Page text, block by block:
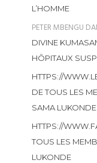
L’HOMME
PETER MBENGU
DIVINE
HÔPITAUX
HTTPS://
DE TOUS LES
SAMA LUKONDE
HTTPS://
TOUS LES
LUKONDE